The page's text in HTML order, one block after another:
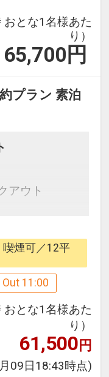
おとな1名様あた
り）
円
プラン 素泊
アウト
けます。
よって繋が
ンジ、製氷
関しまして
下さい
煙可／12平
11:00
おとな1名様あた
り）
61,500円
09日18:43時点)